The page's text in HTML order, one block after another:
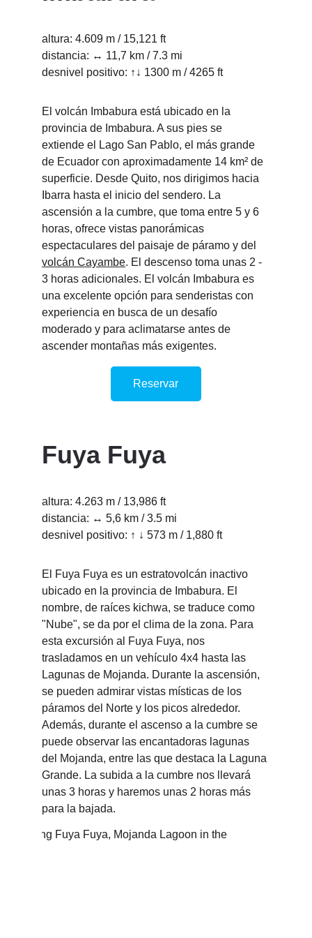
altura: 4.609 m / 15,121 ft
distancia: ↔ 11,7 km / 7.3 mi
desnivel positivo: ↑↓ 1300 m / 4265 ft
El volcán Imbabura está ubicado en la
provincia de Imbabura. A sus pies se
extiende el Lago San Pablo, el más grande
de Ecuador con aproximadamente 14 km² de
superficie. Desde Quito, nos dirigimos hacia
Ibarra hasta el inicio del sendero. La
ascensión a la cumbre, que toma entre 5 y 6
horas, ofrece vistas panorámicas
espectaculares del paisaje de páramo y del
volcán Cayambe. El descenso toma unas 2 -
3 horas adicionales. El volcán Imbabura es
una excelente opción para senderistas con
experiencia en busca de un desafío
moderado y para aclimatarse antes de
ascender montañas más exigentes.
Reservar
Fuya Fuya
altura: 4.263 m / 13,986 ft
distancia: ↔ 5,6 km / 3.5 mi
desnivel positivo: ↑ ↓ 573 m / 1,880 ft
El Fuya Fuya es un estratovolcán inactivo
ubicado en la provincia de Imbabura. El
nombre, de raíces kichwa, se traduce como
"Nube", se da por el clima de la zona. Para
esta excursión al Fuya Fuya, nos
trasladamos en un vehículo 4x4 hasta las
Lagunas de Mojanda. Durante la ascensión,
se pueden admirar vistas místicas de los
páramos del Norte y los picos alrededor.
Además, durante el ascenso a la cumbre se
puede observar las encantadoras lagunas
del Mojanda, entre las que destaca la Laguna
Grande. La subida a la cumbre nos llevará
unas 3 horas y haremos unas 2 horas más
para la bajada.